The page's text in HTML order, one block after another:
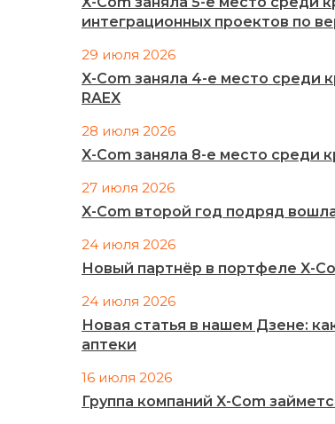
интеграционных проектов по
29 июля 2026
X-Com заняла 4-е место среди
RAEX
28 июля 2026
X-Com заняла 8-е место среди
27 июля 2026
X-Com второй год подряд
24 июля 2026
Новый партнёр в портфеле X-
24 июля 2026
Новая статья в нашем Дзене:
аптеки
16 июля 2026
Группа компаний X-Com